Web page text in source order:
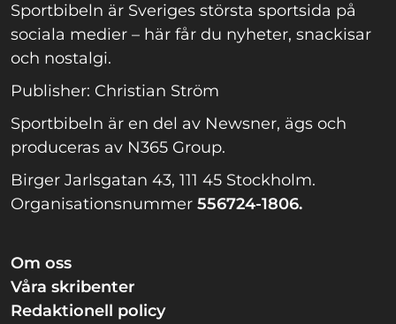
Sportbibeln är Sveriges största sportsida på
sociala medier – här får du nyheter, snackisar
och nostalgi.
Publisher: Christian Ström
Sportbibeln är en del av Newsner, ägs och
produceras av N365 Group.
Birger Jarlsgatan 43, 111 45 Stockholm.
Organisationsnummer 556724-1806.
Om oss
Våra skribenter
Redaktionell policy